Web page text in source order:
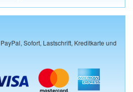
Sofort, Lastschrift, Kreditkarte und